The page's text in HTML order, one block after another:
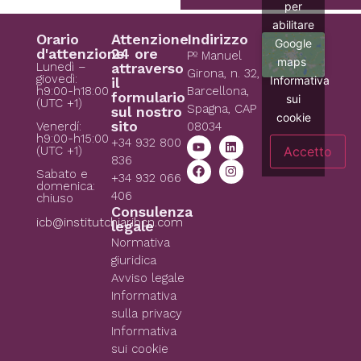
Orario
d'attenzione
Lunedì –
giovedì:
h9:00-h18:00
(UTC +1)
Venerdí:
h9:00-h15:00
(UTC +1)
Sabato e
domenica:
chiuso
icb@institutchiaribcn.com
Attenzione
24 ore
attraverso
il
formulario
sul nostro
sito
+34 932 800
836
+34 932 066
406
Consulenza
legale
Normativa
giuridica
Avviso legale
Informativa
sulla privacy
Informativa
sui cookie
Indirizzo
Pº Manuel
Girona, n. 32,
Barcellona,
Spagna, CAP
08034
per
abilitare
Google
maps
Informativa
sui
cookie
Accetto